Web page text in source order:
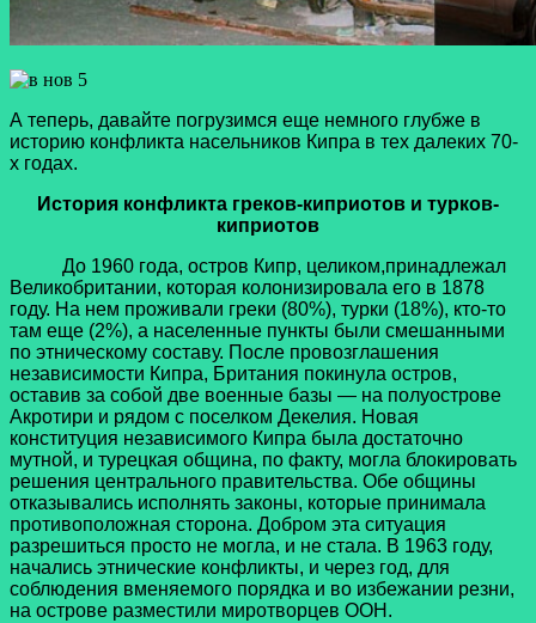
А теперь, давайте погрузимся еще немного глубже в
историю конфликта насельников Кипра в тех далеких 70-
х годах.
История конфликта греков-киприотов и турков-
киприотов
До 1960 года, остров Кипр, целиком,принадлежал
Великобритании, которая колонизировала его в 1878
году. На нем проживали греки (80%), турки (18%), кто-то
там еще (2%), а населенные пункты были смешанными
по этническому составу. После провозглашения
независимости Кипра, Британия покинула остров,
оставив за собой две военные базы — на полуострове
Акротири и рядом с поселком Декелия. Новая
конституция независимого Кипра была достаточно
мутной, и турецкая община, по факту, могла блокировать
решения центрального правительства. Обе общины
отказывались исполнять законы, которые принимала
противоположная сторона. Добром эта ситуация
разрешиться просто не могла, и не стала. В 1963 году,
начались этнические конфликты, и через год, для
соблюдения вменяемого порядка и во избежании резни,
на острове разместили миротворцев ООН.